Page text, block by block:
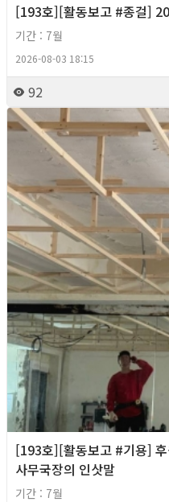
[193호][활동보고 #종걸]
기간 : 7월
2026-08-03 18:15
92
[193호][활동보고 #기용] 후
사무국장의 인삿말
기간 : 7월